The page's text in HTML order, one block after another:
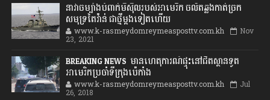
នាវាចម្បាំងបំពាក់មីស៊ីលរបស់អាមេរិក ចល័តឆ្លងកាត់ច្រក
សមុទ្រតៃវ៉ាន់ ជាថ្មីម្តងទៀតហើយ
www.k-rasmeydomreymeasposttv.com.kh Nov
23, 2021
BREAKING NEWS: មានហេតុការណ៍ផ្ទុះនៅជិតស្ថានទូត
អាមេរិកប្រចាំទីក្រុងប៉េកាំង
www.k-rasmeydomreymeasposttv.com.kh Jul
26, 2018